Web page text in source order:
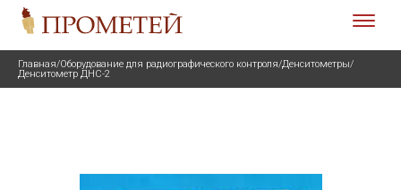
Главная/Оборудование для радиографического контроля/Денситометры/
Денситометр ДНС-2